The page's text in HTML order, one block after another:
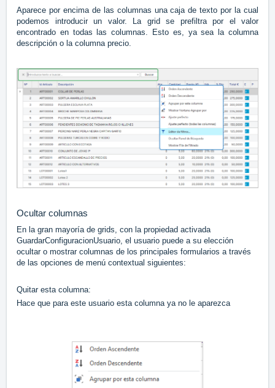
Aparece por encima de las columnas una caja de texto por la cual
podemos introducir un valor. La grid se prefiltra por el valor
encontrado en todas las columnas. Esto es, ya sea la columna
descripción o la columna precio.
Ocultar columnas
En la gran mayoría de grids, con la propiedad activada
GuardarConfiguracionUsuario, el usuario puede a su elección
ocultar o mostrar columnas de los principales formularios a través
de las opciones de menú contextual siguientes:
Quitar esta columna:
Hace que para este usuario esta columna ya no le aparezca